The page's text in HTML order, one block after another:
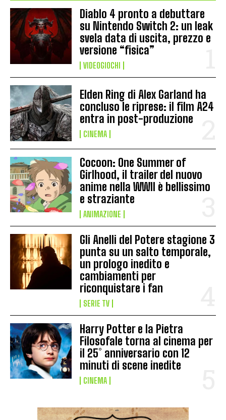
Diablo 4 pronto a debuttare
su Nintendo Switch 2: un leak
svela data di uscita, prezzo e
versione “fisica”
VIDEOGIOCHI
Elden Ring di Alex Garland ha
concluso le riprese: il film A24
entra in post-produzione
CINEMA
Cocoon: One Summer of
Girlhood, il trailer del nuovo
anime nella WWII è bellissimo
e straziante
ANIMAZIONE
Gli Anelli del Potere stagione 3
punta su un salto temporale,
un prologo inedito e
cambiamenti per
riconquistare i fan
SERIE TV
Harry Potter e la Pietra
Filosofale torna al cinema per
il 25° anniversario con 12
minuti di scene inedite
CINEMA